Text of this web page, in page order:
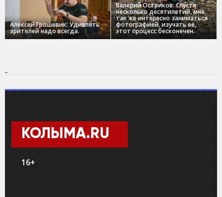
Алексей Грошевик: Удивлять
зрителей надо всегда.
Валерий Остриков: Спустя
несколько десятилетий, мне
так же интересно заниматься
фотографией, изучать ее,
этот процесс бесконечен.
КОЛЫМА.RU
16+